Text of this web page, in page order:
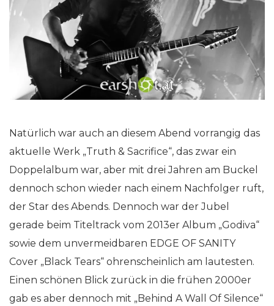
Natürlich war auch an diesem Abend vorrangig das
aktuelle Werk „Truth & Sacrifice“, das zwar ein
Doppelalbum war, aber mit drei Jahren am Buckel
dennoch schon wieder nach einem Nachfolger ruft,
der Star des Abends. Dennoch war der Jubel
gerade beim Titeltrack vom 2013er Album „Godiva“
sowie dem unvermeidbaren EDGE OF SANITY
Cover „Black Tears“ ohrenscheinlich am lautesten.
Einen schönen Blick zurück in die frühen 2000er
gab es aber dennoch mit „Behind A Wall Of Silence“